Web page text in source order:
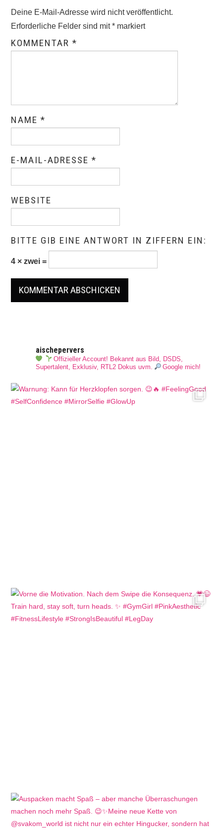
Deine E-Mail-Adresse wird nicht veröffentlicht.
Erforderliche Felder sind mit* markiert
KOMMENTAR*
NAME*
E-MAIL-ADRESSE*
WEBSITE
BITTE GIB EINE ANTWORT IN ZIFFERN EIN:
4 × zwei =
aischepervers
Offizieller Account! Bekannt aus Bild, DSDS,
Supertalent, Exklusiv, RTL2 Dokus uvm.
Google mich!